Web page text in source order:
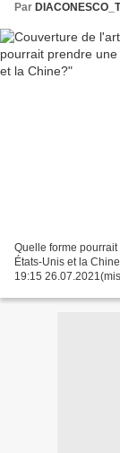
Par
Quelle forme
États-Unis et la
19:15